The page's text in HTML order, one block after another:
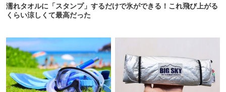
濡れタオルに「スタンプ」するだけで氷ができる！これ飛び上がる
くらい涼しくて最高だった